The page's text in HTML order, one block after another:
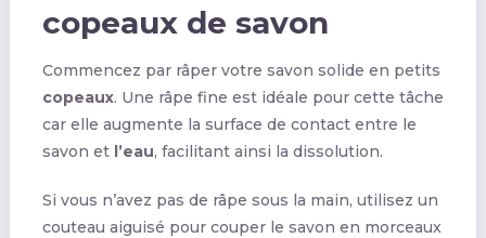
copeaux de savon
Commencez par râper votre savon solide en petits
copeaux. Une râpe fine est idéale pour cette tâche
car elle augmente la surface de contact entre le
savon et l’eau, facilitant ainsi la dissolution.
Si vous n’avez pas de râpe sous la main, utilisez un
couteau aiguisé pour couper le savon en morceaux